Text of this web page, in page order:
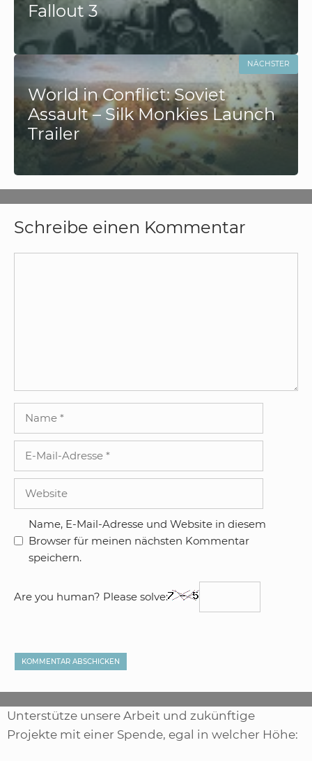
Fallout 3
World in Conflict: Soviet
Assault – Silk Monkies Launch
Trailer
NÄCHSTER
Schreibe einen Kommentar
Adresse
Name, E-Mail-Adresse und Website in diesem
Browser für meinen nächsten Kommentar
speichern.
Are you human? Please solve:
Unterstütze unsere Arbeit und zukünftige
Projekte mit einer Spende, egal in welcher Höhe: